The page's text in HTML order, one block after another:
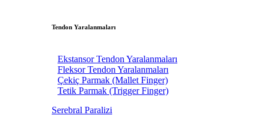
Tendon Yaralanmaları
Ekstansor Tendon Yaralanmaları
Fleksor Tendon Yaralanmaları
Çekiç Parmak (Mallet Finger)
Tetik Parmak (Trigger Finger)
Serebral Paralizi